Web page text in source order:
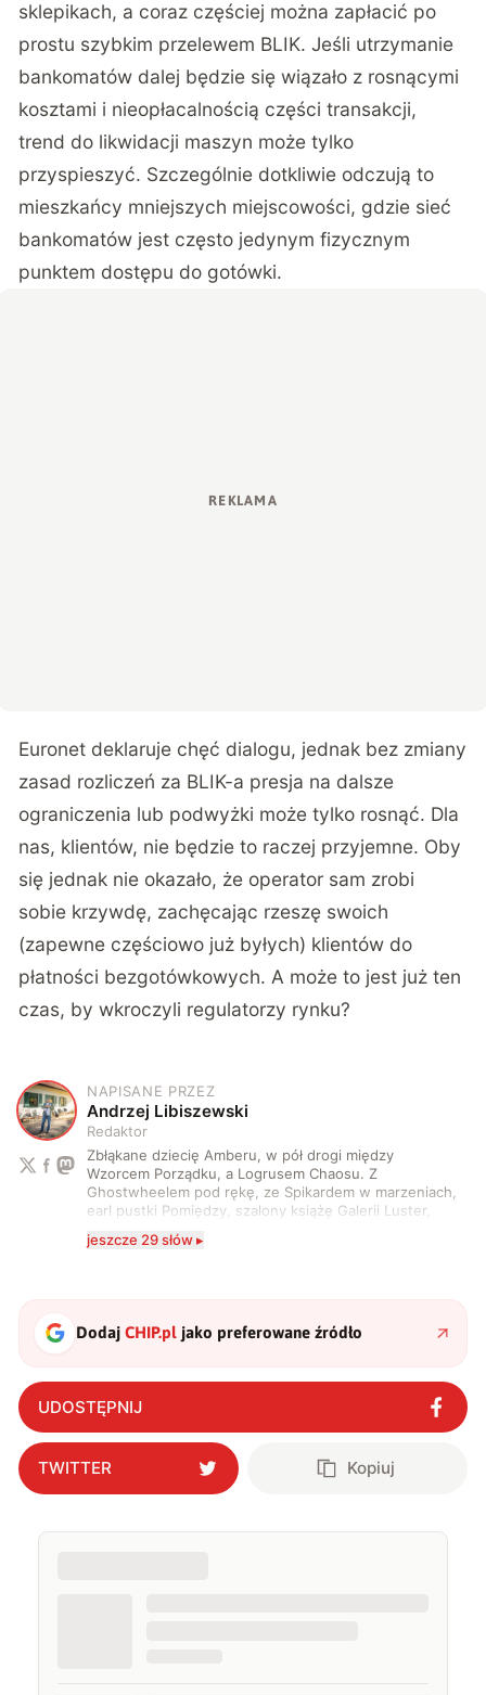
sklepikach, a coraz częściej można zapłacić po
prostu szybkim przelewem BLIK. Jeśli utrzymanie
bankomatów dalej będzie się wiązało z rosnącymi
kosztami i nieopłacalnością części transakcji,
trend do likwidacji maszyn może tylko
przyspieszyć. Szczególnie dotkliwie odczują to
mieszkańcy mniejszych miejscowości, gdzie sieć
bankomatów jest często jedynym fizycznym
punktem dostępu do gotówki.
Euronet deklaruje chęć dialogu, jednak bez zmiany
zasad rozliczeń za BLIK-a presja na dalsze
ograniczenia lub podwyżki może tylko rosnąć. Dla
nas, klientów, nie będzie to raczej przyjemne. Oby
się jednak nie okazało, że operator sam zrobi
sobie krzywdę, zachęcając rzeszę swoich
(zapewne częściowo już byłych) klientów do
płatności bezgotówkowych. A może to jest już ten
czas, by wkroczyli regulatorzy rynku?
A
NAPISANE PRZEZ
Andrzej Libiszewski
Redaktor
Zbłąkane dziecię Amberu, w pół drogi między
Wzorcem Porządku, a Logrusem Chaosu. Z
Ghostwheelem pod rękę, ze Spikardem w marzeniach,
earl pustki Pomiędzy, szalony książę Galerii Luster,
serio? Pisaniem o szeroko pojętej technice o zajmuję
i gram w gry :)
jeszcze 29 słów ▸
DodajCHIP.pl jako preferowane źródło
UDOSTĘPNIJ
TWITTER Kopiuj